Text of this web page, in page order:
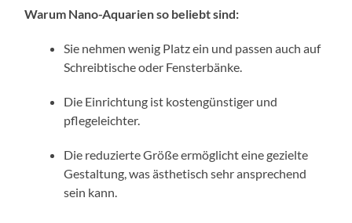
Warum Nano-Aquarien so beliebt sind:
Sie nehmen wenig Platz ein und passen auch auf
Schreibtische oder Fensterbänke.
Die Einrichtung ist kostengünstiger und
pflegeleichter.
Die reduzierte Größe ermöglicht eine gezielte
Gestaltung, was ästhetisch sehr ansprechend
sein kann.